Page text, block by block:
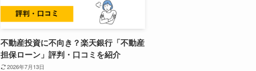
不動産投資に不向き？楽天銀行「不動産
担保ローン」評判・口コミを紹介
2026年7月13日